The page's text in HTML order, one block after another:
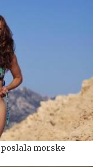
morske